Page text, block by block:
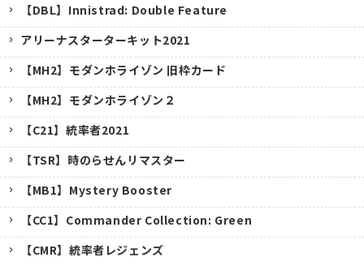
【DBL】Innistrad: Double Feature
アリーナスターターキット2021
【MH2】モダンホライゾン 旧枠カード
【MH2】モダンホライゾン２
【C21】統率者2021
【TSR】時のらせんリマスター
【MB1】Mystery Booster
【CC1】Commander Collection: Green
【CMR】統率者レジェンズ